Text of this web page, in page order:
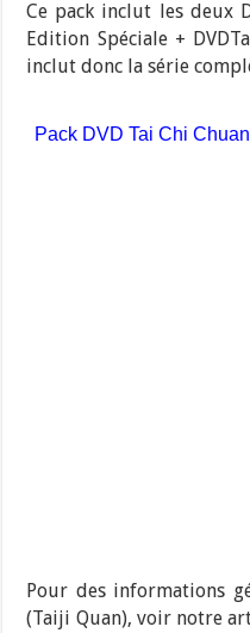
Ce pack inclut les deux
Edition Spéciale +
inclut donc la série
Pack DVD Tai Chi
Pour des informations
(Taiji Quan), voir notre